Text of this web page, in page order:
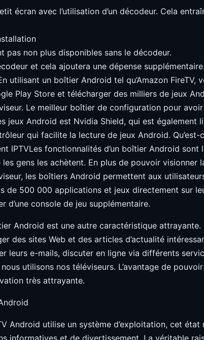
écran avec l’utilisation d’un décodeur. Cela
pas non plus disponibles sans le décodeur.
et cela ajoutera une dépense supplémentaire.
utilisant un boîtier Android tel qu’Amazon FireTV,
Play Store et télécharger des milliers de jeux
Le meilleur boîtier de configuration pour
jeux Android est Nvidia Shield, qui est également
qui facilite la lecture de jeux Android. Qu’est-
Les fonctionnalités d’un boîtier Android sont
gens les achètent. En plus de pouvoir visionner
les boîtiers Android permettent aux
de 500 000 applications et jeux directement sur
d’une console de jeu supplémentaire.
Android est une autre caractéristique attrayante.
des sites Web et des articles d’actualité
leurs e-mails, discuter en ligne via différents
utilisons nos téléviseurs. L’avantage de
très attrayante.
Android utilise un système d’exploitation, cet état